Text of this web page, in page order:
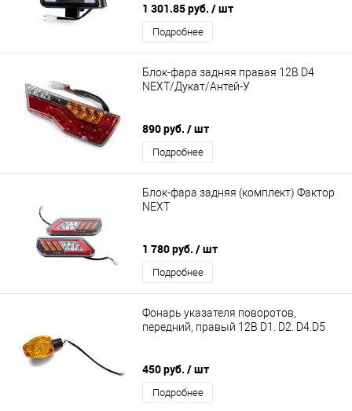
1 301.85 руб. / шт
Подробнее
Блок-фара задняя правая 12В D4
NEXT/Дукат/Антей-У
890 руб. / шт
Подробнее
Блок-фара задняя (комплект) Фактор
NEXT
1 780 руб. / шт
Подробнее
Фонарь указателя поворотов,
передний, правый 12В D1. D2. D4.D5
450 руб. / шт
Подробнее